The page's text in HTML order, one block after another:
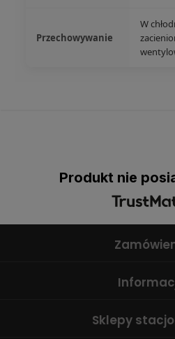
Przechowywanie
W
Produkt nie
Sklepy